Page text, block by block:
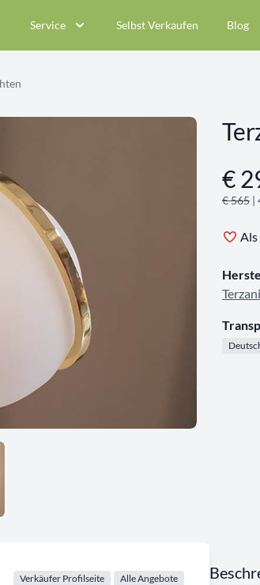
Service Selbst Verkaufen Blog
€
€ 565 |
Als
Terzani
Verkäufer Profilseite Alle Angebote